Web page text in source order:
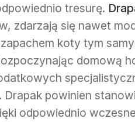
tresurę.
zdarzają się nawet
koty tym
domową
Drapak powinien
odpowiednio